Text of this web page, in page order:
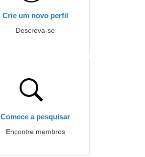
Crie um novo perfil
Descreva-se
Comece a pesquisar
Encontre membros